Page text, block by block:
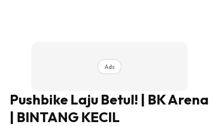
Ads
Pushbike Laju Betul! | BK Arena
| BINTANG KECIL